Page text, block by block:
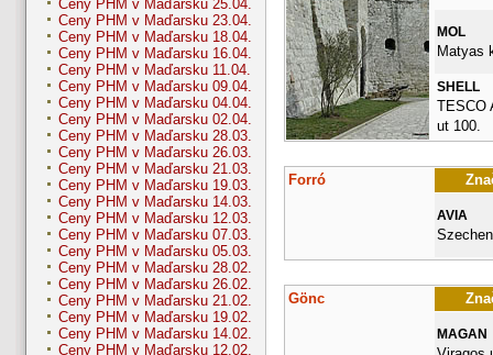
Ceny PHM v Maďarsku 25.04.
Ceny PHM v Maďarsku 23.04.
Ceny PHM v Maďarsku 18.04.
Ceny PHM v Maďarsku 16.04.
Ceny PHM v Maďarsku 11.04.
Ceny PHM v Maďarsku 09.04.
Ceny PHM v Maďarsku 04.04.
Ceny PHM v Maďarsku 02.04.
Ceny PHM v Maďarsku 28.03.
Ceny PHM v Maďarsku 26.03.
Ceny PHM v Maďarsku 21.03.
Ceny PHM v Maďarsku 19.03.
Ceny PHM v Maďarsku 14.03.
Ceny PHM v Maďarsku 12.03.
Ceny PHM v Maďarsku 07.03.
Ceny PHM v Maďarsku 05.03.
Ceny PHM v Maďarsku 28.02.
Ceny PHM v Maďarsku 26.02.
Ceny PHM v Maďarsku 21.02.
Ceny PHM v Maďarsku 19.02.
Ceny PHM v Maďarsku 14.02.
Ceny PHM v Maďarsku 12.02.
MOL
Matyas
SHELL
TESCO
ut 100.
Forró
AVIA
Gönc
MAGAN